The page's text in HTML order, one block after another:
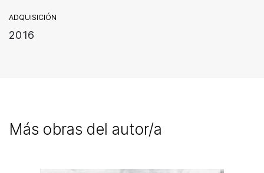
ADQUISICIÓN
2016
Más obras del autor/a